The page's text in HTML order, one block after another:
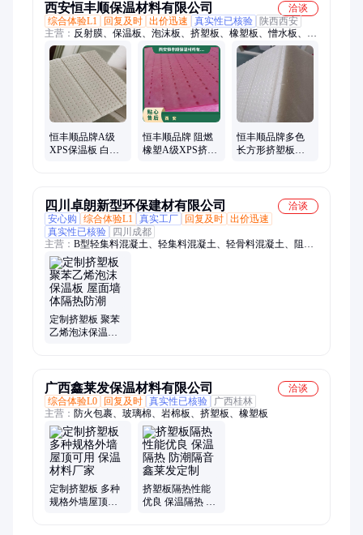
西安恒丰顺保温材料有限公司
洽谈
综合体验L1
回复及时 出价迅速 真实性已核验 陕西西安
主营： 反射膜、保温板、泡沫板、挤塑板、橡塑板、憎水板、硅
质板、复合板、xps挤塑、岩棉板、橡塑管、橡胶板、酚醛板、
隔音eps、保温棉、回填板、隔热板、珍珠岩、网格布、岩棉
管、防火板、预埋管、硅酸铝、玻璃棉、真金板
恒丰顺品牌A级
XPS保温板 白粉
恒丰顺品牌 阻燃
橡塑A级XPS挤塑
恒丰顺品牌多色
长方形挤塑板定
四川卓朗新型环保建材有限公司
洽谈
安心购
综合体验L1 真实工厂 回复及时 出价迅速
真实性已核验
四川成都
主营： B型轻集料混凝土、轻集料混凝土、轻骨料混凝土、阻燃
挤塑板、干拌轻集料混凝土、A型轻集料混凝土、lc5.0轻集混凝
土、lc7.5轻集混凝土、lc5.0轻骨混凝土、lc7.5轻骨混凝土、A型
轻骨料混凝土、B型轻骨料混凝土、干拌轻骨料混凝土、复合轻
集料混凝土、复合轻骨料混凝土、干拌复合轻集料混凝土、桥梁
建筑轻集料混凝土、楼顶找坡轻集料混凝土、室内垫层轻集料混
凝土、抗裂减震轻集料混凝土、工地袋装轻集料混凝土、建筑工
定制挤塑板 聚苯
乙烯泡沫保温板
广西鑫莱发保温材料有限公司
洽谈
综合体验L0
回复及时 真实性已核验
广西桂林
主营： 防火包裹、玻璃棉、岩棉板、挤塑板、橡塑板
定制挤塑板 多种
规格外墙屋顶可
挤塑板隔热性能
优良 保温隔热 防